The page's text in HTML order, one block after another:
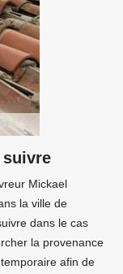
suivre
Mickael
la ville de
dans le cas
la provenance
afin de